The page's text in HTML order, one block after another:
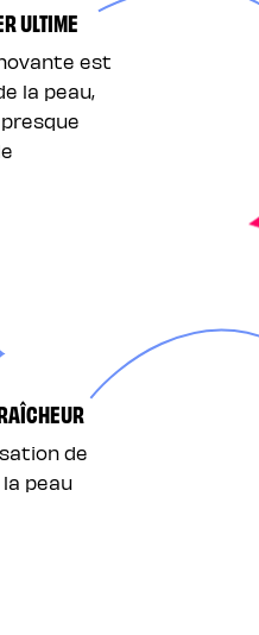
ULTIME
est
la peau,
de
peau